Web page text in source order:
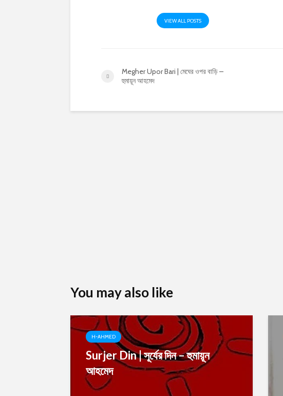
VIEW ALL POSTS
Megher Upor Bari | মেঘের ওপর বাড়ি –
হুমায়ূন আহমেদ
You may also like
H-AHMED
Surjer Din | সূর্যের দিন – হুমায়ূন
আহমেদ